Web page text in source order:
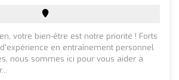
votre bien-être est notre priorité ! Forts
en entraînement personnel
nous sommes ici pour vous aider à